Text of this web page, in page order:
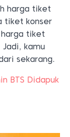
harga tiket
tiket konser
tiket
kamu
sekarang.
BTS Didapuk